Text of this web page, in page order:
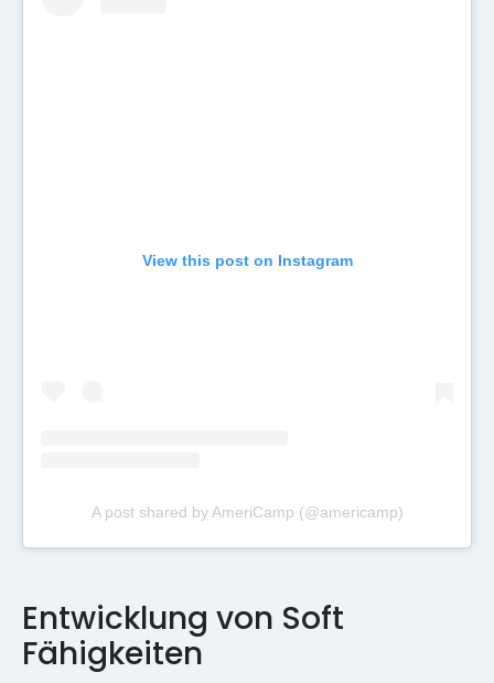
View this post on Instagram
A post shared by AmeriCamp (@americamp)
Entwicklung von Soft
Fähigkeiten